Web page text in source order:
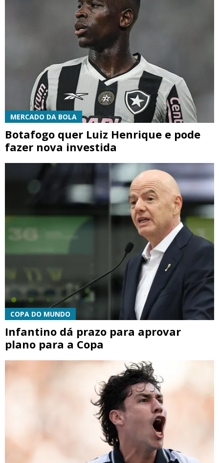
MERCADO DA BOLA
Botafogo quer Luiz Henrique e pode
fazer nova investida
COPA DO MUNDO
Infantino dá prazo para aprovar
plano para a Copa